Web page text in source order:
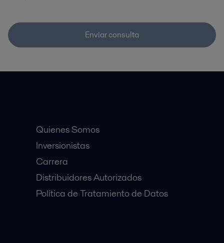
Enviar consulta
Quienes Somos
Inversionistas
Carrera
Distribuidores Autorizados
Política de Tratamiento de Datos